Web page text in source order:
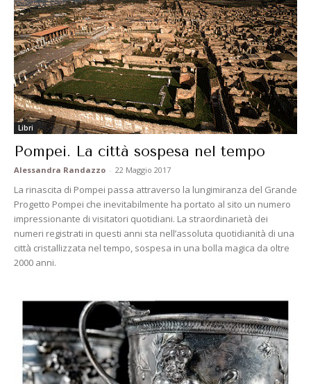
Libri
Pompei. La città sospesa nel tempo
Alessandra Randazzo - 22 Maggio 2017
La rinascita di Pompei passa attraverso la lungimiranza del Grande
Progetto Pompei che inevitabilmente ha portato al sito un numero
impressionante di visitatori quotidiani. La straordinarietà dei
numeri registrati in questi anni sta nell’assoluta quotidianità di una
città cristallizzata nel tempo, sospesa in una bolla magica da oltre
2000 anni.